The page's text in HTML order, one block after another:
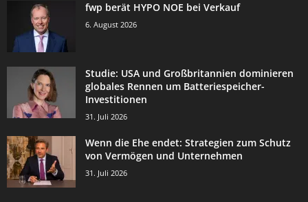
fwp berät HYPO NOE bei Verkauf
6. August 2026
Studie: USA und Großbritannien dominieren
globales Rennen um Batteriespeicher-
Investitionen
31. Juli 2026
Wenn die Ehe endet: Strategien zum Schutz
von Vermögen und Unternehmen
31. Juli 2026